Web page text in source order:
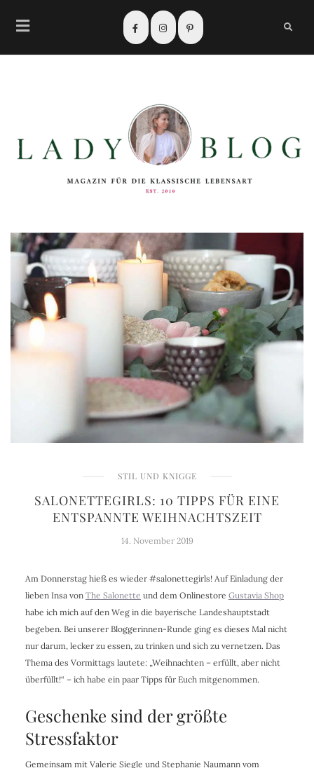
STIL UND KNIGGE
SALONETTEGIRLS: 10 TIPPS FÜR EINE
ENTSPANNTE WEIHNACHTSZEIT
14. November 2019
Am Donnerstag hieß es wieder #salonettegirls! Auf Einladung der
lieben Insa von The Salonette und dem Onlinestore Gustavia Shop
habe ich mich auf den Weg in die bayerische Landeshauptstadt
begeben. Bei unserer Bloggerinnen-Runde ging es dieses Mal nicht
nur darum, lecker zu essen, zu trinken und sich zu vernetzen. Das
Thema des Vormittags lautete: „Weihnachten – erfüllt, aber nicht
überfüllt!“ – ich habe ein paar Tipps für Euch mitgenommen.
Geschenke sind der größte
Stressfaktor
Gemeinsam mit Valerie Siegle und Stephanie Naumann vom